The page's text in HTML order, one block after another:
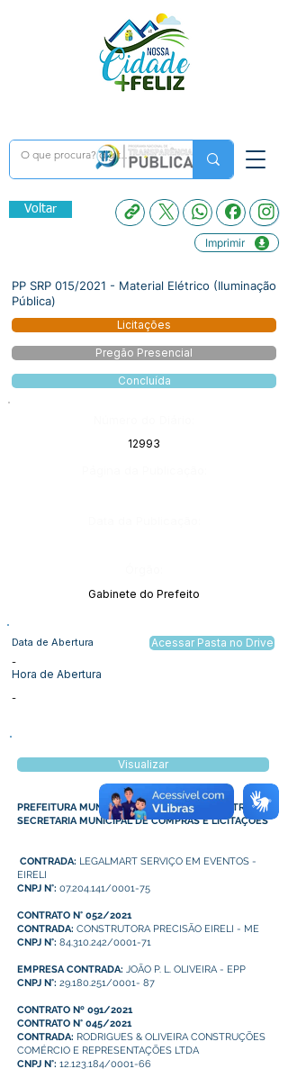
Voltar
Imprimir
PP SRP 015/2021 - Material Elétrico (Iluminação
Pública)
Licitações
Pregão Presencial
Concluída
12993
Gabinete do Prefeito
Data de Abertura
-
Hora de Abertura
-
Acessar Pasta no Drive
Visualizar
PREFEITURA MUNICIPAL DE PLÁCIDO DE CASTRO
SECRETARIA MUNICIPAL DE COMPRAS E LICITAÇÕES
CONTRADA: LEGALMART SERVIÇO EM EVENTOS -
EIRELI
CNPJ N°: 07.204.141/0001-75
CONTRATO N° 052/2021
CONTRADA: CONSTRUTORA PRECISÃO EIRELI - ME
CNPJ N°: 84.310.242/0001-71
EMPRESA CONTRADA: JOÃO P. L. OLIVEIRA - EPP
CNPJ N°: 29.180.251/0001- 87
CONTRATO Nº 091/2021
CONTRATO N° 045/2021
CONTRADA: RODRIGUES & OLIVEIRA CONSTRUÇÕES
COMÉRCIO E REPRESENTAÇÕES LTDA
CNPJ N°: 12.123.184/0001-66